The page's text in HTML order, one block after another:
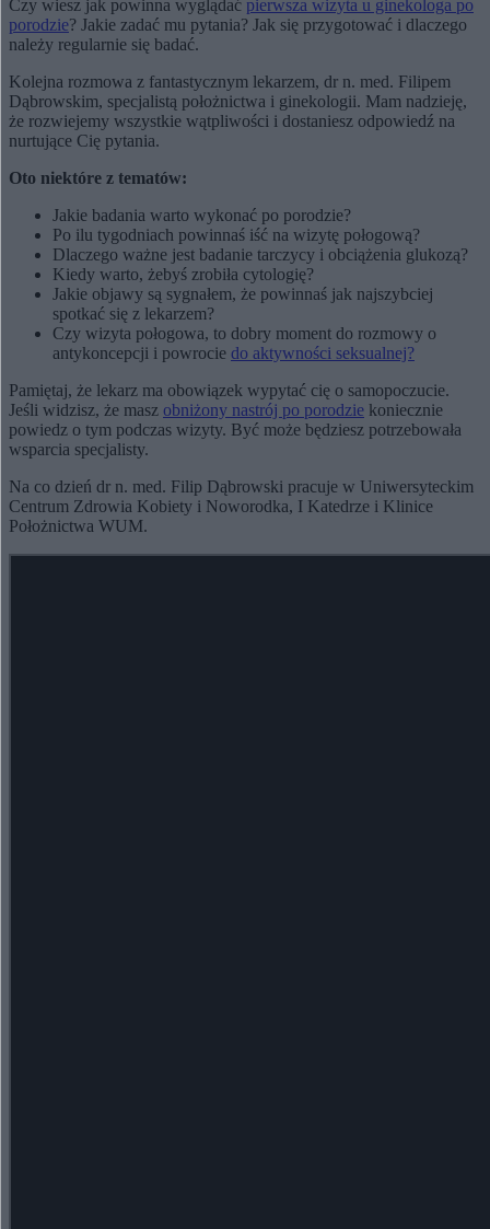
Czy wiesz jak powinna wyglądać pierwsza wizyta u ginekologa po
porodzie? Jakie zadać mu pytania? Jak się przygotować i dlaczego
należy regularnie się badać.
Kolejna rozmowa z fantastycznym lekarzem, dr n. med. Filipem
Dąbrowskim, specjalistą położnictwa i ginekologii. Mam nadzieję,
że rozwiejemy wszystkie wątpliwości i dostaniesz odpowiedź na
nurtujące Cię pytania.
Oto niektóre z tematów:
Jakie badania warto wykonać po porodzie?
Po ilu tygodniach powinnaś iść na wizytę połogową?
Dlaczego ważne jest badanie tarczycy i obciążenia glukozą?
Kiedy warto, żebyś zrobiła cytologię?
Jakie objawy są sygnałem, że powinnaś jak najszybciej
spotkać się z lekarzem?
Czy wizyta połogowa, to dobry moment do rozmowy o
antykoncepcji i powrocie do aktywności seksualnej?
Pamiętaj, że lekarz ma obowiązek wypytać cię o samopoczucie.
Jeśli widzisz, że masz obniżony nastrój po porodzie koniecznie
powiedz o tym podczas wizyty. Być może będziesz potrzebowała
wsparcia specjalisty.
Na co dzień dr n. med. Filip Dąbrowski pracuje w Uniwersyteckim
Centrum Zdrowia Kobiety i Noworodka, I Katedrze i Klinice
Położnictwa WUM.